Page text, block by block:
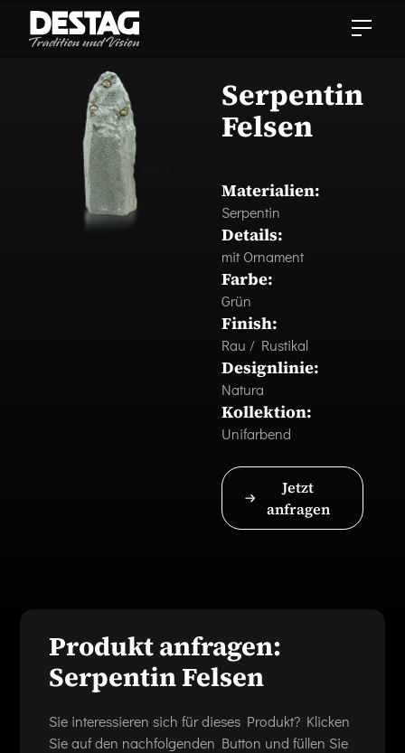
Serpentin
Felsen
Materialien:
Serpentin
Details:
mit Ornament
Farbe:
Grün
Finish:
Rau / Rustikal
Designlinie:
Natura
Kollektion:
Unifarbend
Jetzt
anfragen
Produkt anfragen:
Serpentin Felsen
Sie interessieren sich für dieses Produkt? Klicken
Sie auf den nachfolgenden Button und füllen Sie